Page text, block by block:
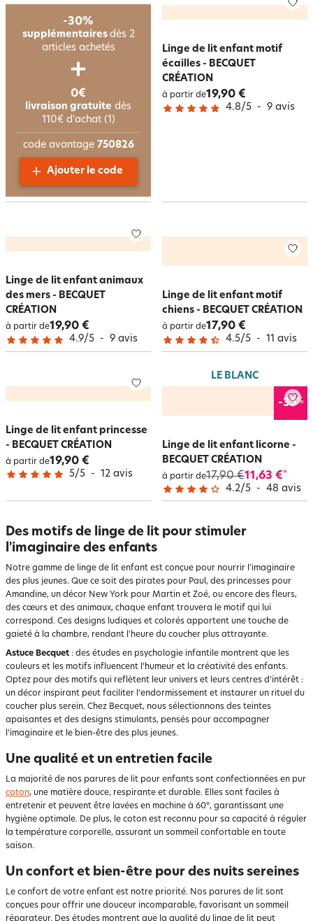
Linge de lit enfant motif
écailles - BECQUET
CRÉATION
à partir de19,90 €
4.8/5 - 9 avis
Linge de lit enfant animaux
des mers - BECQUET
CRÉATION
à partir de19,90 €
4.9/5 - 9 avis
Linge de lit enfant motif
chiens - BECQUET CRÉATION
à partir de17,90 €
4.5/5 - 11 avis
Linge de lit enfant princesse
- BECQUET CRÉATION
à partir de19,90 €
5/5 - 12 avis
LE BLANC
-35%
Linge de lit enfant licorne -
BECQUET CRÉATION
à partir de17,90 €11,63 €*
4.2/5 - 48 avis
-30%
supplémentaires dès 2
articles achetés
0€
livraison gratuite dès
110€ d'achat (1)
code avantage 750826
Ajouter le code
Des motifs de linge de lit pour stimuler
l'imaginaire des enfants
Notre gamme de linge de lit enfant est conçue pour nourrir l'imaginaire
des plus jeunes. Que ce soit des pirates pour Paul, des princesses pour
Amandine, un décor New York pour Martin et Zoé, ou encore des fleurs,
des cœurs et des animaux, chaque enfant trouvera le motif qui lui
correspond. Ces designs ludiques et colorés apportent une touche de
gaieté à la chambre, rendant l'heure du coucher plus attrayante.
Astuce Becquet : des études en psychologie infantile montrent que les
couleurs et les motifs influencent l’humeur et la créativité des enfants.
Optez pour des motifs qui reflètent leur univers et leurs centres d’intérêt :
un décor inspirant peut faciliter l’endormissement et instaurer un rituel du
coucher plus serein. Chez Becquet, nous sélectionnons des teintes
apaisantes et des designs stimulants, pensés pour accompagner
l’imaginaire et le bien-être des plus jeunes.
Une qualité et un entretien facile
La majorité de nos parures de lit pour enfants sont confectionnées en pur
coton, une matière douce, respirante et durable. Elles sont faciles à
entretenir et peuvent être lavées en machine à 60°, garantissant une
hygiène optimale. De plus, le coton est reconnu pour sa capacité à réguler
la température corporelle, assurant un sommeil confortable en toute
saison.
Un confort et bien-être pour des nuits sereines
Le confort de votre enfant est notre priorité. Nos parures de lit sont
conçues pour offrir une douceur incomparable, favorisant un sommeil
réparateur. Des études montrent que la qualité du linge de lit peut